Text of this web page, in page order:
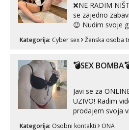
❌NE RADIM NIŠTA
se zajedno
😉 Nudim svoje
videouradke. 🤩
poruku na
autentičnosti
Kategorija: Cyber sex Ženska osoba
💣SEX
Javi se za
UZIVO! Radim videopozive, dopisivanja,
prodajem svoja
Kategorija: Osobni kontakti ONA